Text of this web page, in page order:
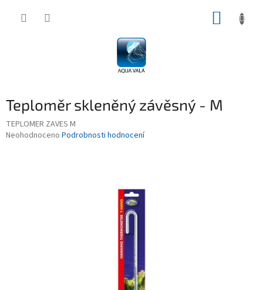
Teploměr skleněný závěsný - M
TEPLOMER ZAVES M
Průměrné
Neohodnoceno Podrobnosti hodnocení